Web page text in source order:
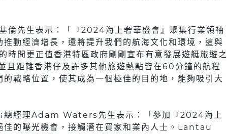
倫先生表示：「『2024海上奢華盛會』聚集行業領袖
動經濟增長，還將提升我們的航海文化和環境，這與
時間更正值香港特區政府剛剛宣布有意發展遊艇旅遊之
且距離香港仔及許多其他旅遊熱點皆在60分鐘的航程
戰略位置，使其成為一個極佳的目的地，能夠吸引大
總經理Adam Waters先生表示：「參加『2024海上
佳的曝光機會，接觸潛在買家和業內人士。Lantau